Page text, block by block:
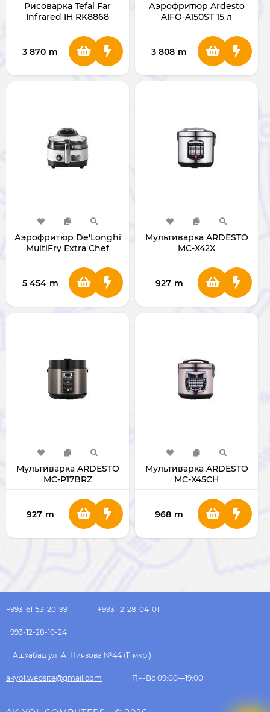
Рисоварка Tefal Far
Infrared IH RK8868
3 870 m
Аэрофритюр Ardesto
AIFO-A150ST 15 л
3 808 m
Аэрофритюр De'Longhi
MultiFry Extra Chef
5 454 m
Мультиварка ARDESTO
MC-X42X
927 m
Мультиварка ARDESTO
MC-P17BRZ
927 m
Мультиварка ARDESTO
MC-X45CH
968 m
+993-61-53-20-99 +993-12-28-04-01
+993-12-28-10-24
г. Ашхабад ул. А. Ниязова №44 (11 мкр.)
akyol.website@gmail.com Пн-Вс 09:00—19:00